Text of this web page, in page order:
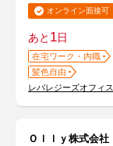
オンライン面接可
あと 1日
在宅ワーク・内職
髪色自由
レバレジーズオフィ
Ｏｌｌｙ株式会社